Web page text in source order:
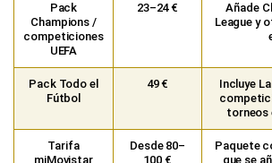
Pack
Champions /
competiciones
UEFA
23–24 €
Añade
League y
Pack Todo el
Fútbol
49 €
Incluye
torneos
Tarifa
miMovistar
Desde 80–
100 €
Paquete
que se